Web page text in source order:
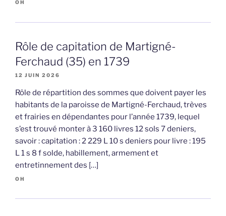
OH
Rôle de capitation de Martigné-
Ferchaud (35) en 1739
12 JUIN 2026
Rôle de répartition des sommes que doivent payer les
habitants de la paroisse de Martigné-Ferchaud, trèves
et frairies en dépendantes pour l’année 1739, lequel
s’est trouvé monter à 3 160 livres 12 sols 7 deniers,
savoir : capitation : 2 229 L 10 s deniers pour livre : 195
L 1 s 8 f solde, habillement, armement et
entretinnement des […]
OH